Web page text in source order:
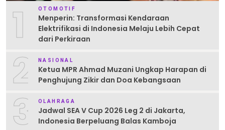
1 OTOMOTIF
Menperin: Transformasi Kendaraan
Elektrifikasi di Indonesia Melaju Lebih Cepat
dari Perkiraan
2 NASIONAL
Ketua MPR Ahmad Muzani Ungkap Harapan di
Penghujung Zikir dan Doa Kebangsaan
3 OLAHRAGA
Jadwal SEA V Cup 2026 Leg 2 di Jakarta,
Indonesia Berpeluang Balas Kamboja